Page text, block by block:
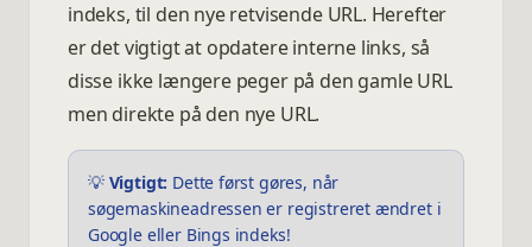
indeks, til den nye retvisende URL. Herefter
er det vigtigt at opdatere interne links, så
disse ikke længere peger på den gamle URL
men direkte på den nye URL.
💡 Vigtigt: Dette først gøres, når
søgemaskineadressen er registreret ændret i
Google eller Bings indeks!